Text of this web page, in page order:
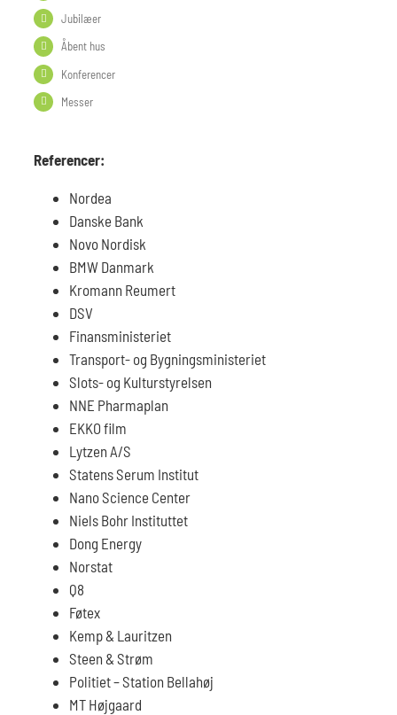
Jubilæer
Åbent hus
Konferencer
Messer
Referencer:
Nordea
Danske Bank
Novo Nordisk
BMW Danmark
Kromann Reumert
DSV
Finansministeriet
Transport- og Bygningsministeriet
Slots- og Kulturstyrelsen
NNE Pharmaplan
EKKO film
Lytzen A/S
Statens Serum Institut
Nano Science Center
Niels Bohr Instituttet
Dong Energy
Norstat
Q8
Føtex
Kemp & Lauritzen
Steen & Strøm
Politiet – Station Bellahøj
MT Højgaard